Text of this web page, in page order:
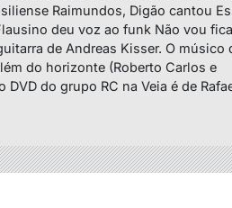
Raimundos, Digão cantou
deu voz ao funk Não vou
de Andreas Kisser. O músico
do horizonte (Roberto Carlos e
do grupo RC na Veia é de